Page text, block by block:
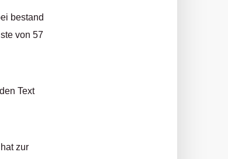
bestand
von 57
Text
zur